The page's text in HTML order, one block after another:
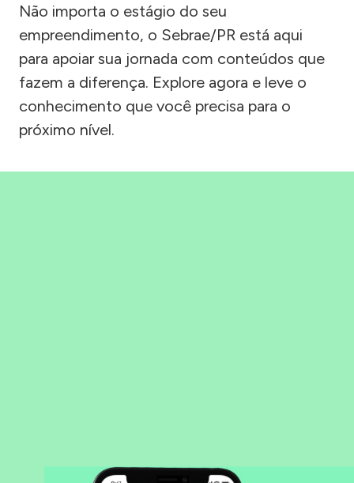
Não importa o estágio do seu
empreendimento, o Sebrae/PR está aqui
para apoiar sua jornada com conteúdos que
fazem a diferença. Explore agora e leve o
conhecimento que você precisa para o
próximo nível.